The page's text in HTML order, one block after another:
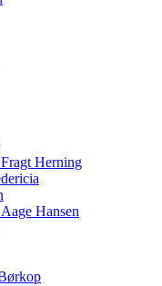
Herning
Hansen